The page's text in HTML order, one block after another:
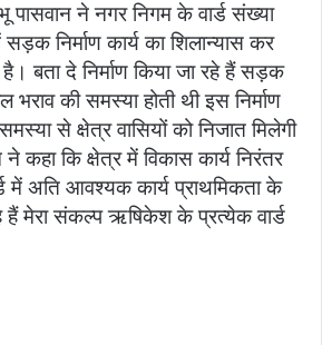
ने नगर निगम के वार्ड संख्या
निर्माण कार्य का शिलान्यास कर
बता दे निर्माण किया जा रहे हैं सड़क
की समस्या होती थी इस निर्माण
से क्षेत्र वासियों को निजात मिलेगी
ने कहा कि क्षेत्र में विकास कार्य निरंतर
में अति आवश्यक कार्य प्राथमिकता के
हैं मेरा संकल्प ऋषिकेश के प्रत्येक वार्ड